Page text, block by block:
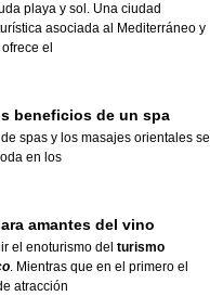
playa y sol. Una ciudad
asociada al Mediterráneo y
el
beneficios de un spa
spasy los masajes orientalesse
en los
amantes del vino
el enoturismo del turismo
. Mientras que en el primero el
atracción